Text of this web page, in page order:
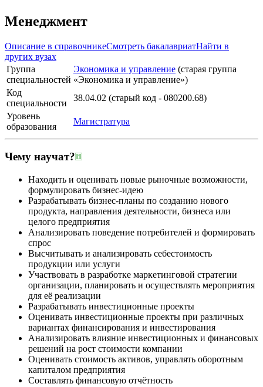
Менеджмент
Описание в справочникеСмотреть бакалавриатНайти в
других вузах
Группа
специальностей
Экономика и управление (старая группа
«Экономика и управление»)
Код
специальности
38.04.02 (старый код - 080200.68)
Уровень
образования
Магистратура
Чему научат?
Находить и оценивать новые рыночные возможности,
формулировать бизнес-идею
Разрабатывать бизнес-планы по созданию нового
продукта, направления деятельности, бизнеса или
целого предприятия
Анализировать поведение потребителей и формировать
спрос
Высчитывать и анализировать себестоимость
продукции или услуги
Участвовать в разработке маркетинговой стратегии
организации, планировать и осуществлять мероприятия
для её реализации
Разрабатывать инвестиционные проекты
Оценивать инвестиционные проекты при различных
вариантах финансирования и инвестирования
Анализировать влияние инвестиционных и финансовых
решений на рост стоимости компании
Оценивать стоимость активов, управлять оборотным
капиталом предприятия
Составлять финансовую отчётность